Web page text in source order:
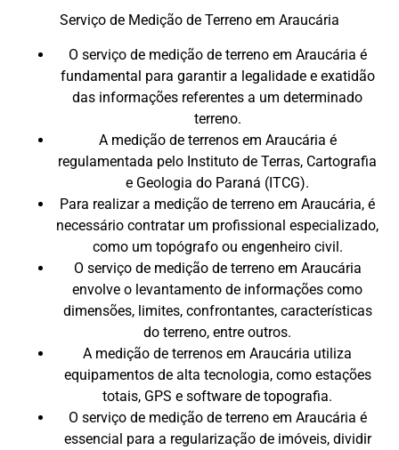
Serviço de Medição de Terreno em Araucária
O serviço de medição de terreno em Araucária é
fundamental para garantir a legalidade e exatidão
das informações referentes a um determinado
terreno.
A medição de terrenos em Araucária é
regulamentada pelo Instituto de Terras, Cartografia
e Geologia do Paraná (ITCG).
Para realizar a medição de terreno em Araucária, é
necessário contratar um profissional especializado,
como um topógrafo ou engenheiro civil.
O serviço de medição de terreno em Araucária
envolve o levantamento de informações como
dimensões, limites, confrontantes, características
do terreno, entre outros.
A medição de terrenos em Araucária utiliza
equipamentos de alta tecnologia, como estações
totais, GPS e software de topografia.
O serviço de medição de terreno em Araucária é
essencial para a regularização de imóveis, dividir